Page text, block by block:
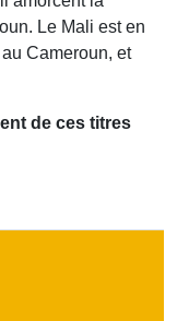
Le Mali est en
Cameroun, et
de ces titres